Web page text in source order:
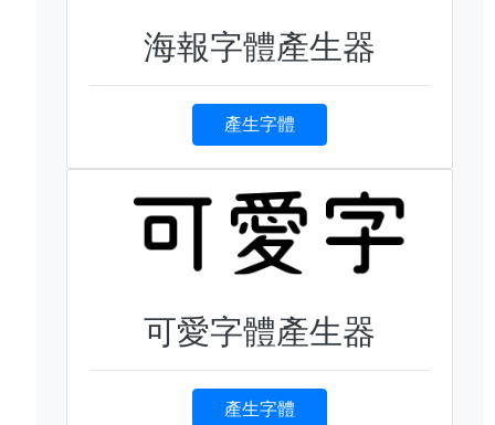
海報字體產生器
產生字體
可愛字體產生器
產生字體